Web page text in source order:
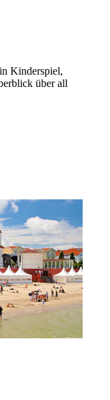
Kinderspiel,
über all